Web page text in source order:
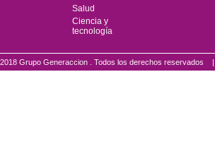
Salud
Ciencia y
tecnología
2018 Grupo Generaccion . Todos los derechos reservados |